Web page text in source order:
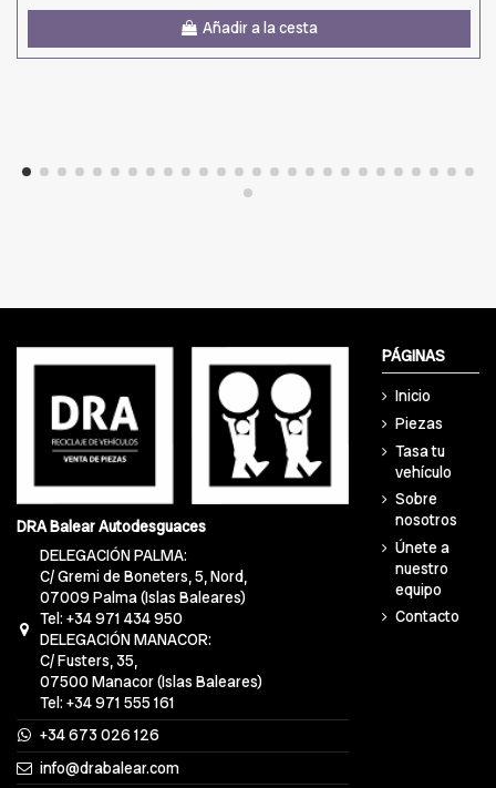
Añadir a la cesta
DRA Balear Autodesguaces
DELEGACIÓN PALMA:
C/ Gremi de Boneters, 5, Nord,
07009 Palma (Islas Baleares)
Tel: +34 971 434 950
DELEGACIÓN MANACOR:
C/ Fusters, 35,
07500 Manacor (Islas Baleares)
Tel: +34 971 555 161
+34 673 026 126
info@drabalear.com
PÁGINAS
Inicio
Piezas
Tasa tu
vehículo
Sobre
nosotros
Únete a
nuestro
equipo
Contacto